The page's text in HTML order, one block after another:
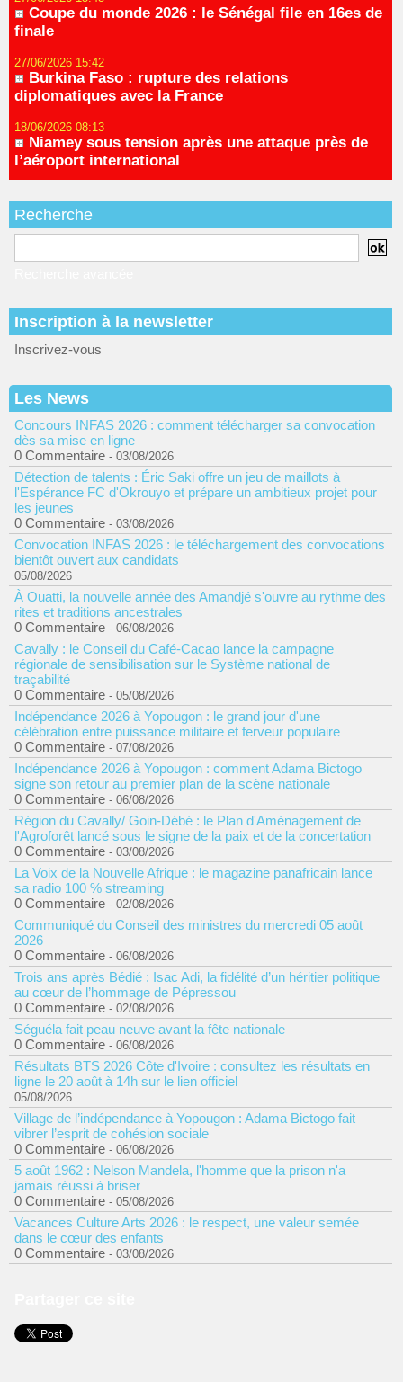
Coupe du monde 2026 : le Sénégal file en 16es de
finale
27/06/2026 15:42
Burkina Faso : rupture des relations
diplomatiques avec la France
18/06/2026 08:13
Niamey sous tension après une attaque près de
l’aéroport international
Recherche
Inscription à la newsletter
Inscrivez-vous
Les News
Concours INFAS 2026 : comment télécharger sa convocation
dès sa mise en ligne
0 Commentaire - 03/08/2026
Détection de talents : Éric Saki offre un jeu de maillots à
l'Espérance FC d'Okrouyo et prépare un ambitieux projet pour
les jeunes
0 Commentaire - 03/08/2026
Convocation INFAS 2026 : le téléchargement des convocations
bientôt ouvert aux candidats
05/08/2026
À Ouatti, la nouvelle année des Amandjé s'ouvre au rythme des
rites et traditions ancestrales
0 Commentaire - 06/08/2026
Cavally : le Conseil du Café-Cacao lance la campagne
régionale de sensibilisation sur le Système national de
traçabilité
0 Commentaire - 05/08/2026
Indépendance 2026 à Yopougon : le grand jour d'une
célébration entre puissance militaire et ferveur populaire
0 Commentaire - 07/08/2026
Indépendance 2026 à Yopougon : comment Adama Bictogo
signe son retour au premier plan de la scène nationale
0 Commentaire - 06/08/2026
Région du Cavally/ Goin-Débé : le Plan d'Aménagement de
l'Agroforêt lancé sous le signe de la paix et de la concertation
0 Commentaire - 03/08/2026
La Voix de la Nouvelle Afrique : le magazine panafricain lance
sa radio 100 % streaming
0 Commentaire - 02/08/2026
Communiqué du Conseil des ministres du mercredi 05 août
2026
0 Commentaire - 06/08/2026
Trois ans après Bédié : Isac Adi, la fidélité d’un héritier politique
au cœur de l’hommage de Pépressou
0 Commentaire - 02/08/2026
Séguéla fait peau neuve avant la fête nationale
0 Commentaire - 06/08/2026
Résultats BTS 2026 Côte d'Ivoire : consultez les résultats en
ligne le 20 août à 14h sur le lien officiel
05/08/2026
Village de l’indépendance à Yopougon : Adama Bictogo fait
vibrer l’esprit de cohésion sociale
0 Commentaire - 06/08/2026
5 août 1962 : Nelson Mandela, l'homme que la prison n'a
jamais réussi à briser
0 Commentaire - 05/08/2026
Vacances Culture Arts 2026 : le respect, une valeur semée
dans le cœur des enfants
0 Commentaire - 03/08/2026